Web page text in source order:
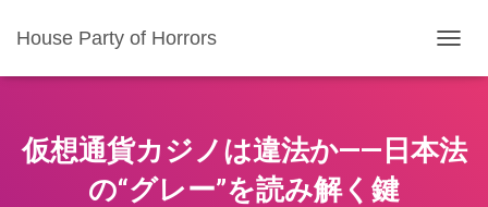
House Party of Horrors
O
L
E
仮想通貨カジノは違法か——日本法
の“グレー”を読み解く鍵